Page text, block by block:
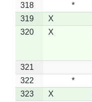
318
*
319
X
320
X
321
322
*
323
X